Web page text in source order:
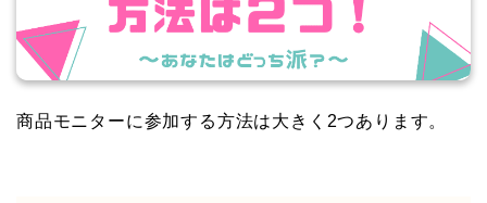
商品モニターに参加する方法は大きく2つあります。